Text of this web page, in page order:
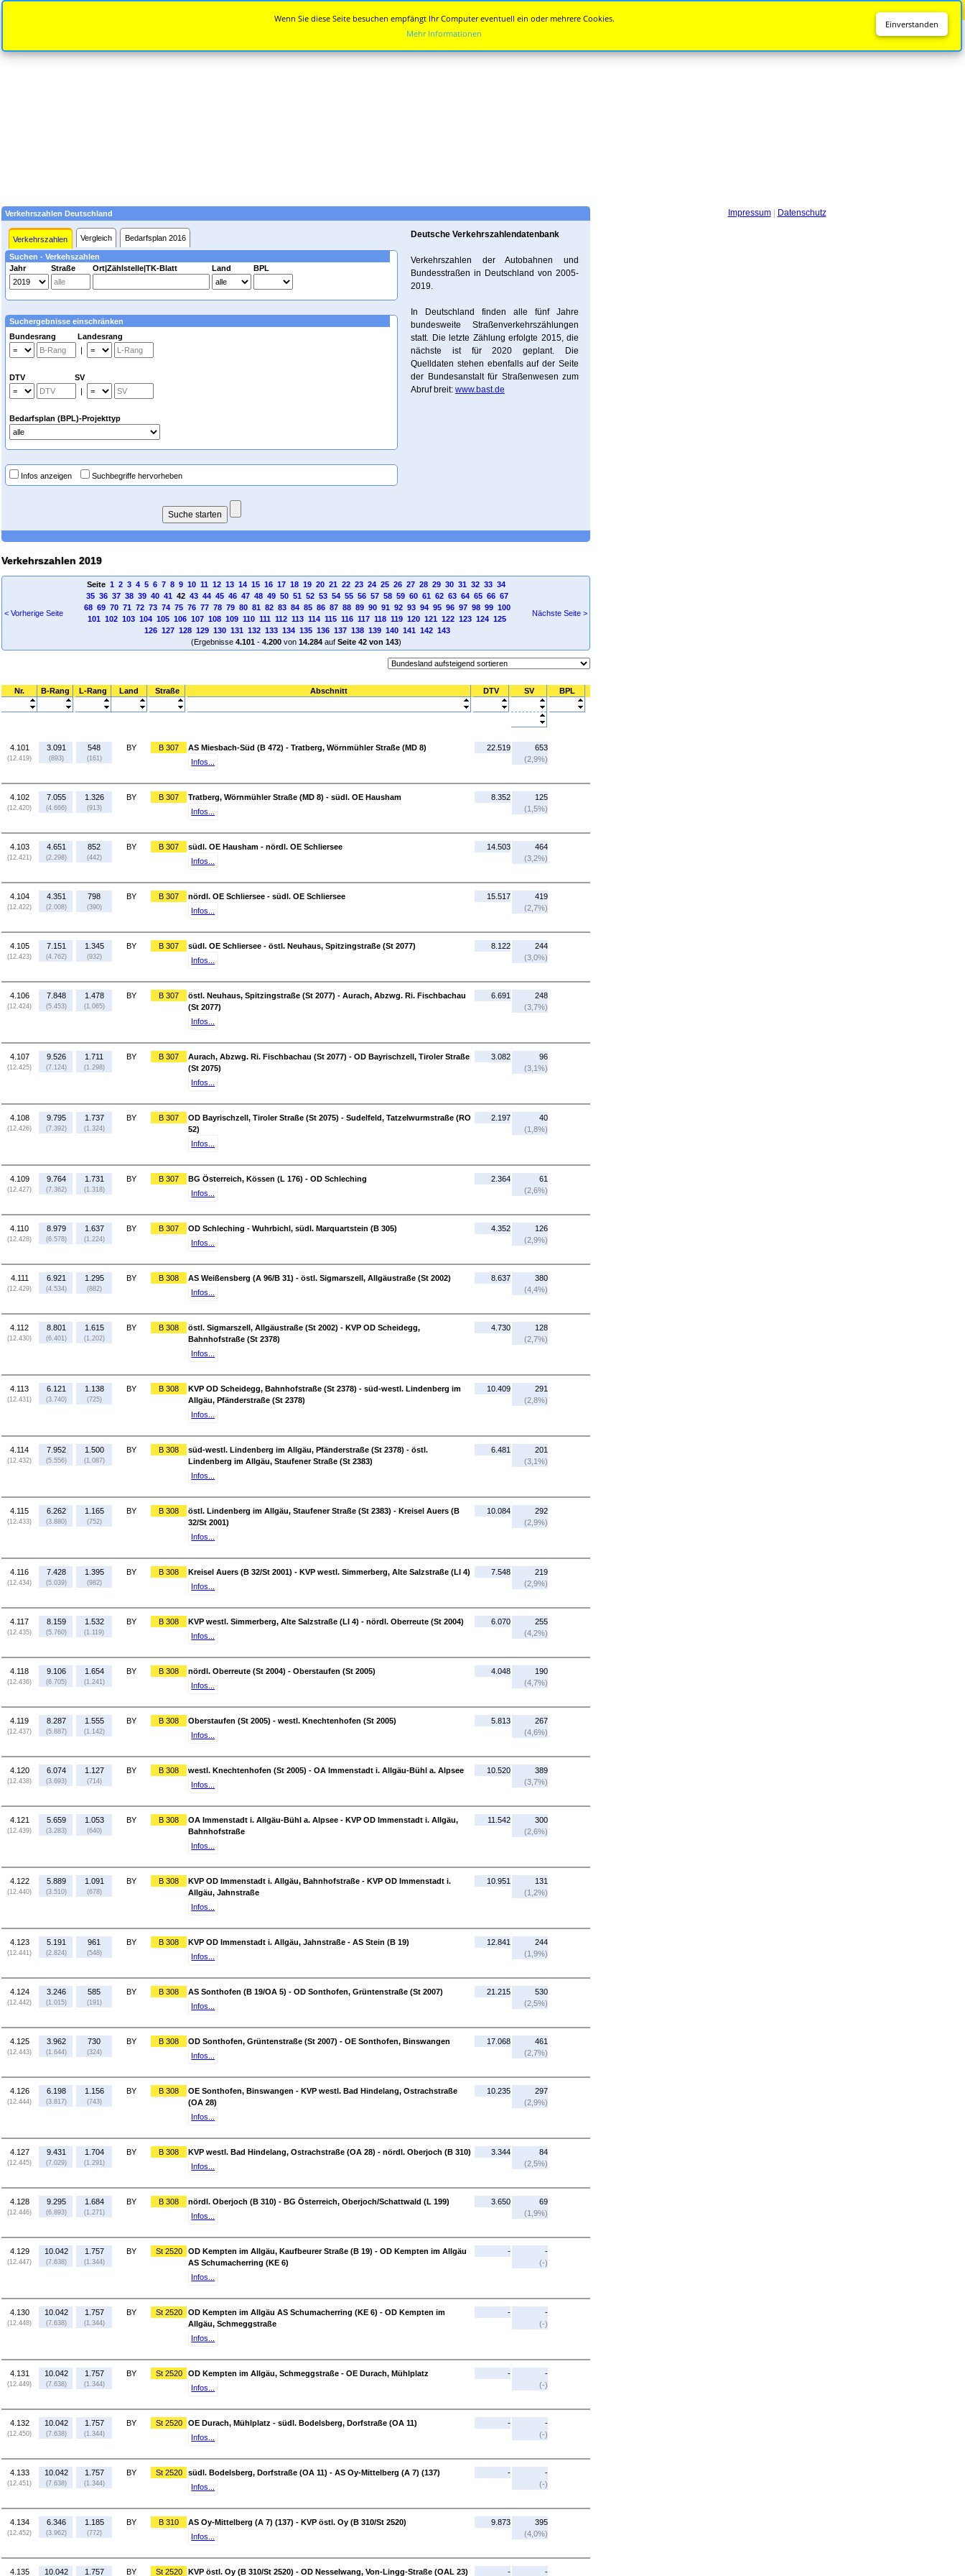
Verkehrszahlen Deutschland
Verkehrszahlen Vergleich Bedarfsplan 2016
Suchen - Verkehszahlen
Jahr
Straße Ort|Zählstelle|TK-Blatt Land BPL
Suchergebnisse einschränken
Bundesrang Landesrang
|
DTV SV
|
Bedarfsplan (BPL)-Projekttyp
Infos anzeigen Suchbegriffe hervorheben
Deutsche Verkehrszahlendatenbank
Verkehrszahlen der Autobahnen und
Bundesstraßen in Deutschland von 2005-
2019.
In Deutschland finden alle fünf Jahre
bundesweite Straßenverkehrszählungen
statt. Die letzte Zählung erfolgte 2015, die
nächste ist für 2020 geplant. Die
Quelldaten stehen ebenfalls auf der Seite
der Bundesanstalt für Straßenwesen zum
Abruf breit: www.bast.de
Verkehrszahlen 2019
< Vorherige Seite
Seite 1 2 3 4 5 6 7 8 9 10 11 12 13 14 15 16 17 18 19 20 21 22 23 24 25 26 27 28 29 30 31 32 33 34
35 36 37 38 39 40 4142 43 44 45 46 47 48 49 50 51 52 53 54 55 56 57 58 59 60 61 62 63 64 65 66 67
68 69 70 71 72 73 74 75 76 77 78 79 80 81 82 83 84 85 86 87 88 89 90 91 92 93 94 95 96 97 98 99 100
101 102 103 104 105 106 107 108 109 110 111 112 113 114 115 116 117 118 119 120 121 122 123 124 125
126 127 128 129 130 131 132 133 134 135 136 137 138 139 140 141 142 143
(Ergebnisse 4.101- 4.200von 14.284auf Seite 42 von 143)
Nächste Seite >
Nr. B-Rang L-Rang Land Straße Abschnitt DTV SV BPL
4.101
(12.419)
3.091
(893)
548
(161)
BY B 307
AS Miesbach-Süd (B 472) - Tratberg, Wörnmühler Straße (MD 8)
Infos...
22.519
653
(2,9%)
4.102
(12.420)
7.055
(4.666)
1.326
(913)
BY B 307
Tratberg, Wörnmühler Straße (MD 8) - südl. OE Hausham
Infos...
8.352
125
(1,5%)
4.103
(12.421)
4.651
(2.298)
852
(442)
BY B 307
südl. OE Hausham - nördl. OE Schliersee
Infos...
14.503
464
(3,2%)
4.104
(12.422)
4.351
(2.008)
798
(390)
BY B 307
nördl. OE Schliersee - südl. OE Schliersee
Infos...
15.517
419
(2,7%)
4.105
(12.423)
7.151
(4.762)
1.345
(932)
BY B 307
südl. OE Schliersee - östl. Neuhaus, Spitzingstraße (St 2077)
Infos...
8.122
244
(3,0%)
4.106
(12.424)
7.848
(5.453)
1.478
(1.065)
BY B 307
östl. Neuhaus, Spitzingstraße (St 2077) - Aurach, Abzwg. Ri. Fischbachau
(St 2077)
Infos...
6.691
248
(3,7%)
4.107
(12.425)
9.526
(7.124)
1.711
(1.298)
BY B 307
Aurach, Abzwg. Ri. Fischbachau (St 2077) - OD Bayrischzell, Tiroler Straße
(St 2075)
Infos...
3.082
96
(3,1%)
4.108
(12.426)
9.795
(7.392)
1.737
(1.324)
BY B 307
OD Bayrischzell, Tiroler Straße (St 2075) - Sudelfeld, Tatzelwurmstraße (RO
52)
Infos...
2.197
40
(1,8%)
4.109
(12.427)
9.764
(7.362)
1.731
(1.318)
BY B 307
BG Österreich, Kössen (L 176) - OD Schleching
Infos...
2.364
61
(2,6%)
4.110
(12.428)
8.979
(6.578)
1.637
(1.224)
BY B 307
OD Schleching - Wuhrbichl, südl. Marquartstein (B 305)
Infos...
4.352
126
(2,9%)
4.111
(12.429)
6.921
(4.534)
1.295
(882)
BY B 308
AS Weißensberg (A 96/B 31) - östl. Sigmarszell, Allgäustraße (St 2002)
Infos...
8.637
380
(4,4%)
4.112
(12.430)
8.801
(6.401)
1.615
(1.202)
BY B 308
östl. Sigmarszell, Allgäustraße (St 2002) - KVP OD Scheidegg,
Bahnhofstraße (St 2378)
Infos...
4.730
128
(2,7%)
4.113
(12.431)
6.121
(3.740)
1.138
(725)
BY B 308
KVP OD Scheidegg, Bahnhofstraße (St 2378) - süd-westl. Lindenberg im
Allgäu, Pfänderstraße (St 2378)
Infos...
10.409
291
(2,8%)
4.114
(12.432)
7.952
(5.556)
1.500
(1.087)
BY B 308
süd-westl. Lindenberg im Allgäu, Pfänderstraße (St 2378) - östl.
Lindenberg im Allgäu, Staufener Straße (St 2383)
Infos...
6.481
201
(3,1%)
4.115
(12.433)
6.262
(3.880)
1.165
(752)
BY B 308
östl. Lindenberg im Allgäu, Staufener Straße (St 2383) - Kreisel Auers (B
32/St 2001)
Infos...
10.084
292
(2,9%)
4.116
(12.434)
7.428
(5.039)
1.395
(982)
BY B 308
Kreisel Auers (B 32/St 2001) - KVP westl. Simmerberg, Alte Salzstraße (LI 4)
Infos...
7.548
219
(2,9%)
4.117
(12.435)
8.159
(5.760)
1.532
(1.119)
BY B 308
KVP westl. Simmerberg, Alte Salzstraße (LI 4) - nördl. Oberreute (St 2004)
Infos...
6.070
255
(4,2%)
4.118
(12.436)
9.106
(6.705)
1.654
(1.241)
BY B 308
nördl. Oberreute (St 2004) - Oberstaufen (St 2005)
Infos...
4.048
190
(4,7%)
4.119
(12.437)
8.287
(5.887)
1.555
(1.142)
BY B 308
Oberstaufen (St 2005) - westl. Knechtenhofen (St 2005)
Infos...
5.813
267
(4,6%)
4.120
(12.438)
6.074
(3.693)
1.127
(714)
BY B 308
westl. Knechtenhofen (St 2005) - OA Immenstadt i. Allgäu-Bühl a. Alpsee
Infos...
10.520
389
(3,7%)
4.121
(12.439)
5.659
(3.283)
1.053
(640)
BY B 308
OA Immenstadt i. Allgäu-Bühl a. Alpsee - KVP OD Immenstadt i. Allgäu,
Bahnhofstraße
Infos...
11.542
300
(2,6%)
4.122
(12.440)
5.889
(3.510)
1.091
(678)
BY B 308
KVP OD Immenstadt i. Allgäu, Bahnhofstraße - KVP OD Immenstadt i.
Allgäu, Jahnstraße
Infos...
10.951
131
(1,2%)
4.123
(12.441)
5.191
(2.824)
961
(548)
BY B 308
KVP OD Immenstadt i. Allgäu, Jahnstraße - AS Stein (B 19)
Infos...
12.841
244
(1,9%)
4.124
(12.442)
3.246
(1.015)
585
(191)
BY B 308
AS Sonthofen (B 19/OA 5) - OD Sonthofen, Grüntenstraße (St 2007)
Infos...
21.215
530
(2,5%)
4.125
(12.443)
3.962
(1.644)
730
(324)
BY B 308
OD Sonthofen, Grüntenstraße (St 2007) - OE Sonthofen, Binswangen
Infos...
17.068
461
(2,7%)
4.126
(12.444)
6.198
(3.817)
1.156
(743)
BY B 308
OE Sonthofen, Binswangen - KVP westl. Bad Hindelang, Ostrachstraße
(OA 28)
Infos...
10.235
297
(2,9%)
4.127
(12.445)
9.431
(7.029)
1.704
(1.291)
BY B 308
KVP westl. Bad Hindelang, Ostrachstraße (OA 28) - nördl. Oberjoch (B 310)
Infos...
3.344
84
(2,5%)
4.128
(12.446)
9.295
(6.893)
1.684
(1.271)
BY B 308
nördl. Oberjoch (B 310) - BG Österreich, Oberjoch/Schattwald (L 199)
Infos...
3.650
69
(1,9%)
4.129
(12.447)
10.042
(7.638)
1.757
(1.344)
BY St 2520
OD Kempten im Allgäu, Kaufbeurer Straße (B 19) - OD Kempten im Allgäu
AS Schumacherring (KE 6)
Infos...
-
-
(-)
4.130
(12.448)
10.042
(7.638)
1.757
(1.344)
BY St 2520
OD Kempten im Allgäu AS Schumacherring (KE 6) - OD Kempten im
Allgäu, Schmeggstraße
Infos...
-
-
(-)
4.131
(12.449)
10.042
(7.638)
1.757
(1.344)
BY St 2520
OD Kempten im Allgäu, Schmeggstraße - OE Durach, Mühlplatz
Infos...
-
-
(-)
4.132
(12.450)
10.042
(7.638)
1.757
(1.344)
BY St 2520
OE Durach, Mühlplatz - südl. Bodelsberg, Dorfstraße (OA 11)
Infos...
-
-
(-)
4.133
(12.451)
10.042
(7.638)
1.757
(1.344)
BY St 2520
südl. Bodelsberg, Dorfstraße (OA 11) - AS Oy-Mittelberg (A 7) (137)
Infos...
-
-
(-)
4.134
(12.452)
6.346
(3.962)
1.185
(772)
BY B 310
AS Oy-Mittelberg (A 7) (137) - KVP östl. Oy (B 310/St 2520)
Infos...
9.873
395
(4,0%)
4.135 10.042 1.757 BY St 2520 KVP östl. Oy (B 310/St 2520) - OD Nesselwang, Von-Lingg-Straße (OAL 23) - -
Impressum| Datenschutz
Einverstanden
Wenn Sie diese Seite besuchen empfängt Ihr Computer eventuell ein oder mehrere Cookies.
Mehr Informationen